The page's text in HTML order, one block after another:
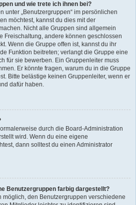
und wie trete ich ihnen bei?
unter „Benutzergruppen“ im persönlichen
möchtest, kannst du dies mit der
Nicht alle Gruppen sind allgemein
Freischaltung, andere können geschlossen
Wenn die Gruppe offen ist, kannst du ihr
Funktion beitreten; verlangt die Gruppe eine
für sie bewerben. Ein Gruppenleiter muss
Er könnte fragen, warum du in die Gruppe
Bitte belästige keinen Gruppenleiter, wenn er
dafür haben.
durch die Board-Administration
wird. Wenn du eine eigene
dann solltest du einen Administrator
Benutzergruppen farbig dargestellt?
möglich, den Benutzergruppen verschiedene